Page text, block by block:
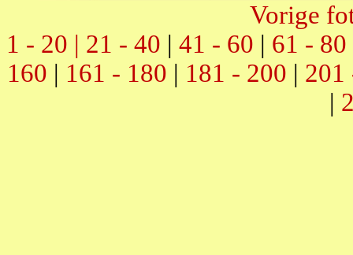
Vorige
1 - 20 | 21 - 40 | 41 - 60 | 61 - 80
160 | 161 - 180 | 181 - 200 | 201
|